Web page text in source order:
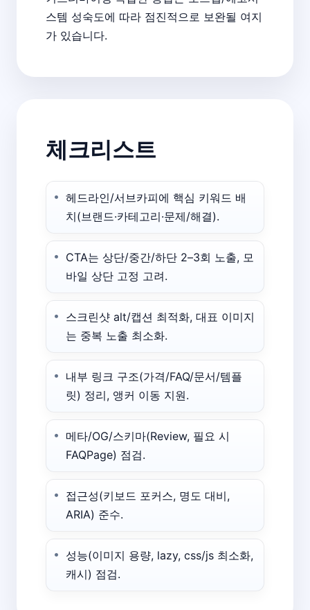
스템 성숙도에 따라 점진적으로 보완될 여지
가 있습니다.
체크리스트
헤드라인/서브카피에 핵심 키워드 배
치(브랜드·카테고리·문제/해결).
CTA는 상단/중간/하단 2–3회 노출, 모
바일 상단 고정 고려.
스크린샷 alt/캡션 최적화, 대표 이미지
는 중복 노출 최소화.
내부 링크 구조(가격/FAQ/문서/템플
릿) 정리, 앵커 이동 지원.
메타/OG/스키마(Review, 필요 시
FAQPage) 점검.
접근성(키보드 포커스, 명도 대비,
ARIA) 준수.
성능(이미지 용량, lazy, css/js 최소화,
캐시) 점검.